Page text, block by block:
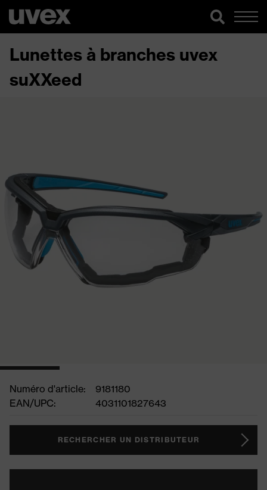
Lunettes à branches uvex
suXXeed
Numéro d'article:
9181180
EAN/UPC:
4031101827643
RECHERCHER UN DISTRIBUTEUR